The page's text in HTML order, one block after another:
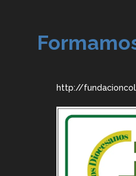
http://